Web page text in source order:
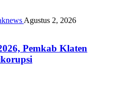
Agustus 2, 2026
Pemkab Klaten